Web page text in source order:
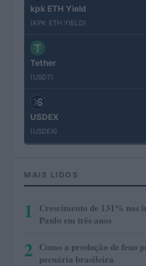
kpk ETH Yield
(KPK ETH YIELD)
Tether
(USDT)
USDEX
(USDEX)
MAIS LIDOS
1
Crescimento de 131% nos
Paulo em três anos
2 Como a produção de feno
pecuária brasileira